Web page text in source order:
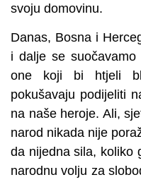
svoju domovinu.
Danas, Bosna i
i dalje se
one koji bi htjeli
pokušavaju podijeliti
na naše heroje. Ali,
narod nikada nije
da nijedna sila, koliko
narodnu volju za